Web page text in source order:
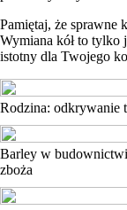
Pamiętaj, że sprawne
Wymiana kół to tylko
istotny dla Twojego
Rodzina: odkrywanie
Barley w
zboża